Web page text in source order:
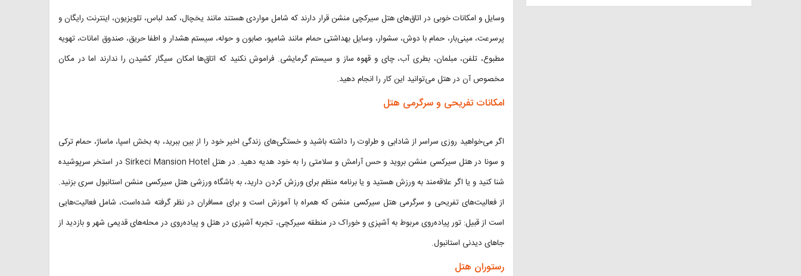
وسایل و امکانات خوبی در اتاق‌های هتل سیرکچی منشن قرار دارند که شامل مواردی هستند مانند یخچال، کمد لباس، تلویزیون، اینترنت رایگان و
پرسرعت، مینی‌بار، حمام با دوش، سشوار، وسایل بهداشتی حمام مانند شامپو، صابون و حوله، سیستم هشدار و اطفا حریق، صندوق امانات، تهویه
مطبوع، تلفن، مبلمان، بطری آب، چای و قهوه ساز و سیستم گرمایشی. فراموش نکنید که اتاق‌ها امکان سیگار کشیدن را ندارند اما در مکان
مخصوص آن در هتل می‌توانید این کار را انجام دهید.
امکانات تفریحی و سرگرمی هتل
اگر می‌خواهید روزی سراسر از شادابی و طراوت را داشته باشید و خستگی‌های زندگی اخیر خود را از بین ببرید، به بخش اسپا، ماساژ، حمام ترکی
و سونا در هتل سیرکسی منشن بروید و حس آرامش و سلامتی را به خود هدیه دهید. در هتل Sirkeci Mansion Hotel در استخر سرپوشیده
شنا کنید و یا اگر علاقه‌مند به ورزش هستید و یا برنامه منظم برای ورزش کردن دارید، به باشگاه ورزشی هتل سیرکسی منشن استانبول سری بزنید.
از فعالیت‌های تفریحی و سرگرمی هتل سیرکسی منشن که همراه با آموزش است و برای مسافران در نظر گرفته شده‌است، شامل فعالیت‌هایی
است از قبیل: تور پیاده‌روی مربوط به آشپزی و خوراک در منطقه سیرکچی، تجربه آشپزی در هتل و پیاده‌روی در محله‌های قدیمی شهر و بازدید از
جاهای دیدنی استانبول.
رستوران هتل